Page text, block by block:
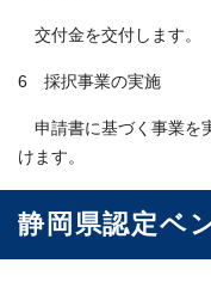
交付金を交付します。
6 採択事業の実施
申請書に基づく事業を
けます。
静岡県認定ベ